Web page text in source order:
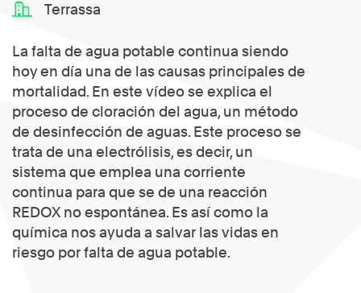
Terrassa
La falta de agua potable continua siendo
hoy en día una de las causas principales de
mortalidad. En este vídeo se explica el
proceso de cloración del agua, un método
de desinfección de aguas. Este proceso se
trata de una electrólisis, es decir, un
sistema que emplea una corriente
continua para que se de una reacción
REDOX no espontánea. Es así como la
química nos ayuda a salvar las vidas en
riesgo por falta de agua potable.